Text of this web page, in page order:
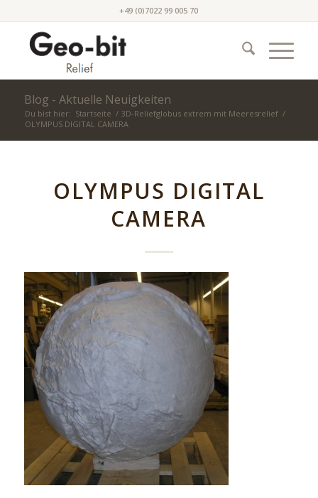
+49 (0)7022 99 005 70
Blog - Aktuelle Neuigkeiten
Du bist hier: Startseite / 3D-Reliefglobus extrem mit Meeresrelief /
OLYMPUS DIGITAL CAMERA
OLYMPUS DIGITAL
CAMERA